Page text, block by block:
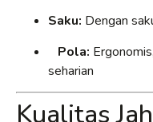
Saku: Dengan
Pola:
seharian
Kualitas